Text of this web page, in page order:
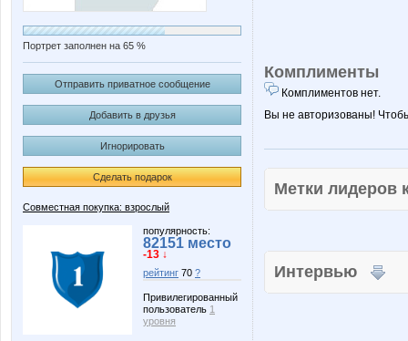
Портрет заполнен на 65 %
Отправить приватное сообщение
Добавить в друзья
Игнорировать
Сделать подарок
Совместная покупка: взрослый
популярность:
82151 место
-13 ↓
рейтинг 70 ?
Привилегированный
пользователь 1
уровня
Комплименты
Комплиментов нет.
Вы не авторизованы!
Метки
Интервью